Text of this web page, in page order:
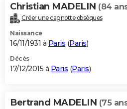
Christian MADELIN (84
Créer une cagnotte obsèques
Naissance
16/11/1931 à Paris (Paris)
Décès
17/12/2015 à Paris (Paris)
Bertrand MADELIN (75